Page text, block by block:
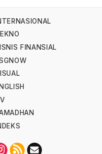
FINANSIAL